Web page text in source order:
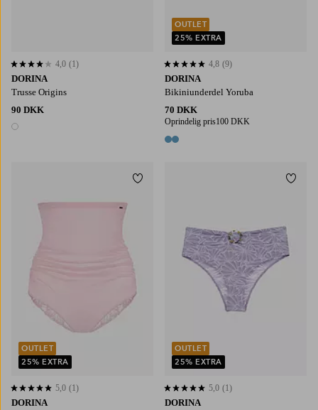
DORINA
Trusse Origins
90 DKK
1 farve
4,0 baseret på 1 bedømmelser
4,0 (1)
DORINA
Bikiniunderdel Yoruba
70 DKK
Oprindelig pris100 DKK
2 farver
4,8 baseret på 9 bedømmelser
4,8 (9)
OUTLET
25% EXTRA
DORINA
5,0 baseret på 1 bedømmelser
5,0 (1)
OUTLET
25% EXTRA
Tilføj til favoritter
DORINA
5,0 baseret på 1 bedømmelser
5,0 (1)
OUTLET
25% EXTRA